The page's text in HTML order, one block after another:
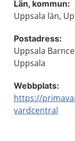
Län, kommun:
Uppsala län,
Postadress:
Uppsala
Uppsala
Webbplats:
https://
vardcentral